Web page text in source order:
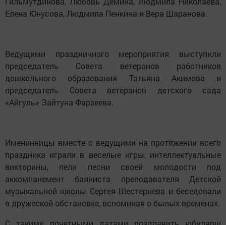
Елена Юнусова, Людмила Пенкина и Вера Шаранова.
Ведущими праздничного мероприятия выступили
председатель Совета ветеранов работников
дошкольного образования Татьяна Акимова и
председатель Совета ветеранов детского сада
«Айгуль» Зайтуна Фарзеева.
Именинницы вместе с ведущими на протяжении всего
праздника играли в веселые игры, интеллектуальные
викторины, пели песни своей молодости под
аккомпанемент баяниста преподавателя Детской
музыкальной школы Сергея Шестернева и беседовали
в дружеской обстановке, вспоминая о былых временах.